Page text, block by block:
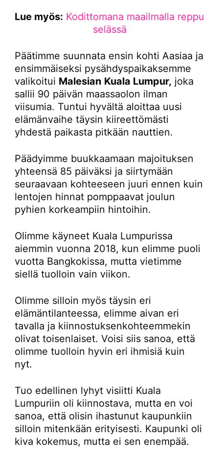
Lue myös: Kodittomana maailmalla reppu
selässä
Päätimme suunnata ensin kohti Aasiaa ja
ensimmäiseksi pysähdyspaikaksemme
valikoitui Malesian Kuala Lumpur, joka
sallii 90 päivän maassaolon ilman
viisumia. Tuntui hyvältä aloittaa uusi
elämänvaihe täysin kiireettömästi
yhdestä paikasta pitkään nauttien.
Päädyimme buukkaamaan majoituksen
yhteensä 85 päiväksi ja siirtymään
seuraavaan kohteeseen juuri ennen kuin
lentojen hinnat pomppaavat joulun
pyhien korkeampiin hintoihin.
Olimme käyneet Kuala Lumpurissa
aiemmin vuonna 2018, kun elimme puoli
vuotta Bangkokissa, mutta vietimme
siellä tuolloin vain viikon.
Olimme silloin myös täysin eri
elämäntilanteessa, elimme aivan eri
tavalla ja kiinnostuksenkohteemmekin
olivat toisenlaiset. Voisi siis sanoa, että
olimme tuolloin hyvin eri ihmisiä kuin
nyt.
Tuo edellinen lyhyt visiitti Kuala
Lumpuriin oli kiinnostava, mutta en voi
sanoa, että olisin ihastunut kaupunkiin
silloin mitenkään erityisesti. Kaupunki oli
kiva kokemus, mutta ei sen enempää.